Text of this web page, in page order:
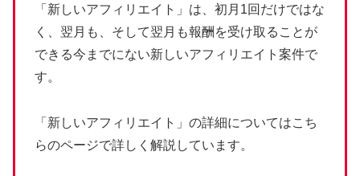
「新しいアフィリエイト」は、初月1回だけではな
く、翌月も、そして翌月も報酬を受け取ることが
できる今までにない新しいアフィリエイト案件で
す。
「新しいアフィリエイト」の詳細についてはこち
らのページで詳しく解説しています。